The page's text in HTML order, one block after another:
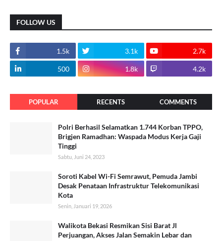
FOLLOW US
1.5k 3.1k 2.7k
500 1.8k 4.2k
POPULAR RECENTS COMMENTS
Polri Berhasil Selamatkan 1.744 Korban TPPO,
Brigjen Ramadhan: Waspada Modus Kerja Gaji
Tinggi
Sabtu, Juni 24, 2023
Soroti Kabel Wi-Fi Semrawut, Pemuda Jambi
Desak Penataan Infrastruktur Telekomunikasi
Kota
Senin, Januari 19, 2026
Walikota Bekasi Resmikan Sisi Barat Jl
Perjuangan, Akses Jalan Semakin Lebar dan